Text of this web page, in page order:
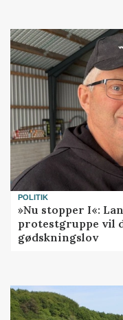
POLITIK
»Nu stopper I«:
protestgruppe vil
gødskningslov